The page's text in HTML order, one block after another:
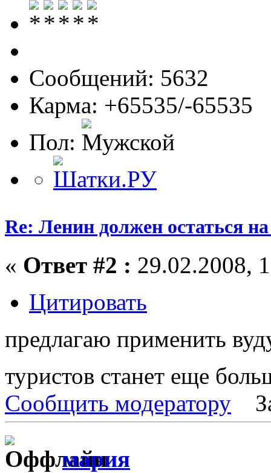
Сообщений: 5632
Карма: +65535/-65535
Пол:
Re: Ленин должен остаться
« Ответ #2 : 29.02.2008,
Цитировать
предлагаю применить
туристов станет еще
Сообщить модератору
мария